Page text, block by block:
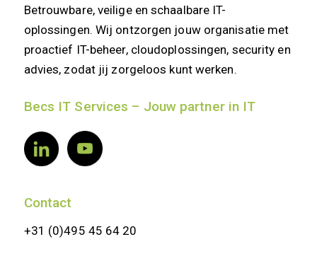
Betrouwbare, veilige en schaalbare IT-
oplossingen. Wij ontzorgen jouw organisatie met
proactief IT-beheer, cloudoplossingen, security en
advies, zodat jij zorgeloos kunt werken.
Becs IT Services – Jouw partner in IT
Contact
+31 (0)495 45 64 20